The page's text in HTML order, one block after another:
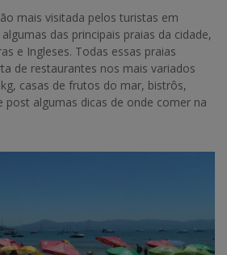
mais visitada pelos turistas em
das principais praias da cidade,
e Ingleses. Todas essas praias
de restaurantes nos mais variados
casas de frutos do mar, bistrôs,
post algumas dicas de onde comer na